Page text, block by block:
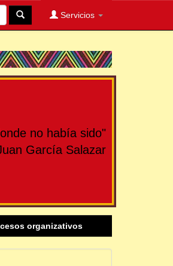
Servicios
no había sido"
García Salazar
organizativos